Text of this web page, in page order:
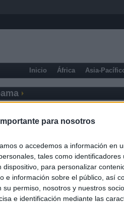
para nosotros
o accedemos a información en
tales como identificadores
para personalizar
e información sobre el público, así
permiso, nosotros y nuestros
e identificación mediante las
Inicio África Asia-